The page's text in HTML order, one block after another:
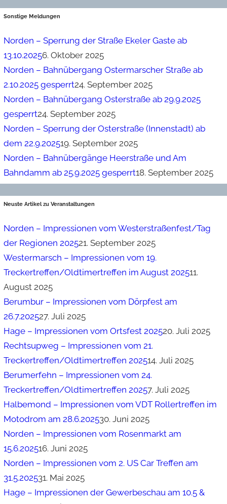
Sonstige Meldungen
Norden – Sperrung der Straße Ekeler Gaste ab
13.10.20256. Oktober 2025
Norden – Bahnübergang Ostermarscher Straße ab
2.10.2025 gesperrt24. September 2025
Norden – Bahnübergang Osterstraße ab 29.9.2025
gesperrt24. September 2025
Norden – Sperrung der Osterstraße (Innenstadt) ab
dem 22.9.202519. September 2025
Norden – Bahnübergänge Heerstraße und Am
Bahndamm ab 25.9.2025 gesperrt18. September 2025
Neuste Artikel zu Veranstaltungen
Norden – Impressionen vom Westerstraßenfest/Tag
der Regionen 202521. September 2025
Westermarsch – Impressionen vom 19.
Treckertreffen/Oldtimertreffen im August 202511.
August 2025
Berumbur – Impressionen vom Dörpfest am
26.7.202527. Juli 2025
Hage – Impressionen vom Ortsfest 202520. Juli 2025
Rechtsupweg – Impressionen vom 21.
Treckertreffen/Oldtimertreffen 202514. Juli 2025
Berumerfehn – Impressionen vom 24.
Treckertreffen/Oldtimertreffen 20257. Juli 2025
Halbemond – Impressionen vom VDT Rollertreffen im
Motodrom am 28.6.202530. Juni 2025
Norden – Impressionen vom Rosenmarkt am
15.6.202516. Juni 2025
Norden – Impressionen vom 2. US Car Treffen am
31.5.202531. Mai 2025
Hage – Impressionen der Gewerbeschau am 10.5 &